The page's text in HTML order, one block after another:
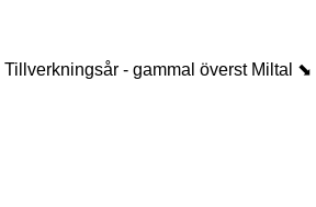
Tillverkningsår - gammal överst Miltal ⬊